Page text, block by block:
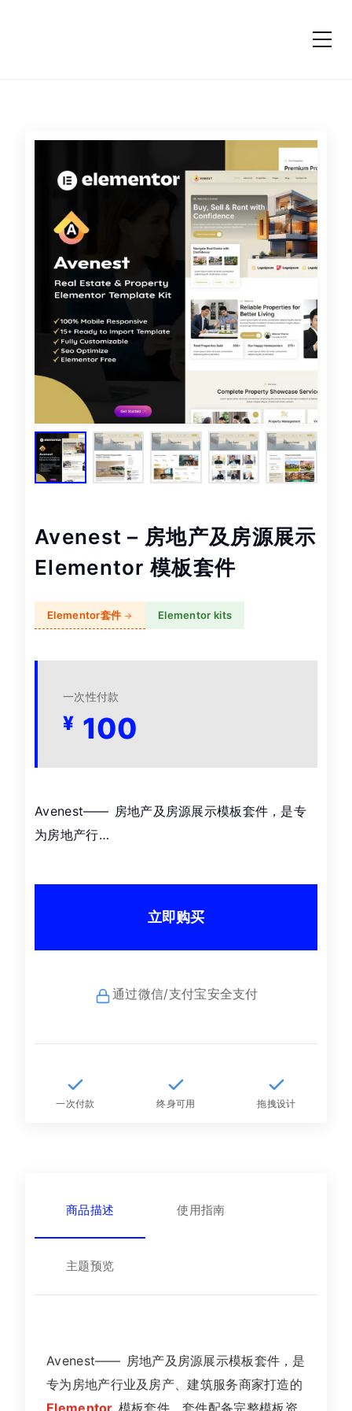
Avenest – 房地产及房源展示
Elementor 模板套件
Elementor套件 Elementor kits
一次性付款
¥ 100
Avenest—— 房地产及房源展示模板套件，是专
为房地产行…
立即购买
通过微信/支付宝安全支付
一次付款 终身可用 拖拽设计
商品描述 使用指南
主题预览
Avenest—— 房地产及房源展示模板套件，是
专为房地产行业及房产、建筑服务商家打造的
Elementor 模板套件。套件配备完整模板资